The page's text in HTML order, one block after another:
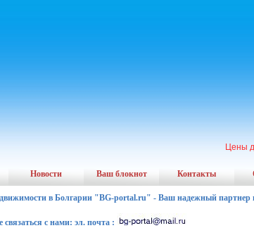
Цены
Новости Ваш блокнот Контакты
в Болгарии "BG-portal.ru" - Ваш надежный партнер
с нами: эл. почта :